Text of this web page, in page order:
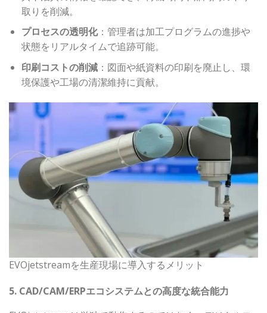
取りを削減。
プロセスの透明化：管理者は加工プログラムの進捗や
状態をリアルタイムで追跡可能。
印刷コストの削減：図面や紙資料の印刷を廃止し、環
境保護や工場の清潔維持に貢献。
EVOjetstreamを生産現場に導入するメリット
5. CAD/CAM/ERPエコシステムとの高度な統合能力